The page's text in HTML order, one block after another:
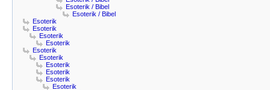
Esoterik / Bibel
Esoterik / Bibel
Esoterik
Esoterik
Esoterik
Esoterik
Esoterik
Esoterik
Esoterik
Esoterik
Esoterik
Esoterik